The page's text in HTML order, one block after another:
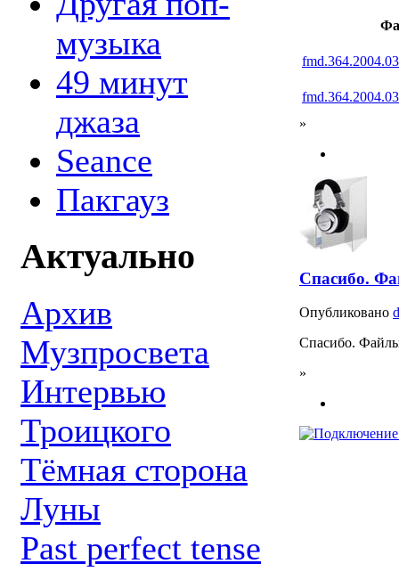
музыка
49 минут
джаза
Seance
Пакгауз
Актуально
Архив
Музпросвета
Интервью
Троицкого
Тёмная сторона
Луны
Past perfect tense
»
Спасибо.
Опубликовано
Спасибо.
»